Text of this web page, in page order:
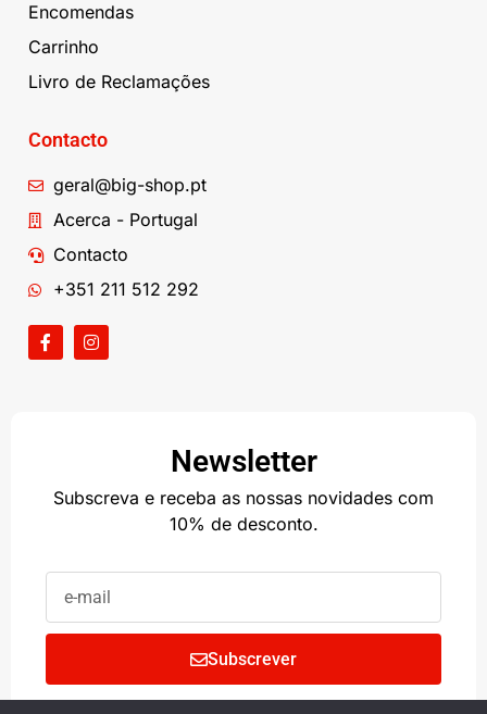
Encomendas
Carrinho
Livro de Reclamações
Contacto
geral@big-shop.pt
Acerca - Portugal
Contacto
+351 211 512 292
Newsletter
Subscreva e receba as nossas novidades com
10% de desconto.
Subscrever